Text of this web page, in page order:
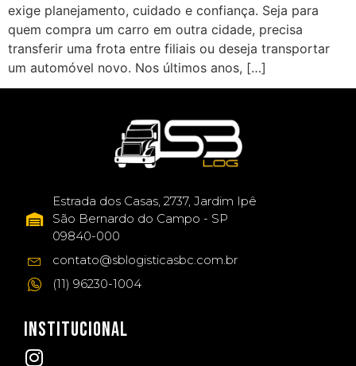
exige planejamento, cuidado e confiança. Seja para
quem compra um carro em outra cidade, precisa
transferir uma frota entre filiais ou deseja transportar
um automóvel novo. Nos últimos anos, […]
Estrada dos Casas, 2737, Jardim Ipê
São Bernardo do Campo - SP
09840-000
contato@sblogisticasbc.com.br
(11) 96230-1004
INSTITUCIONAL